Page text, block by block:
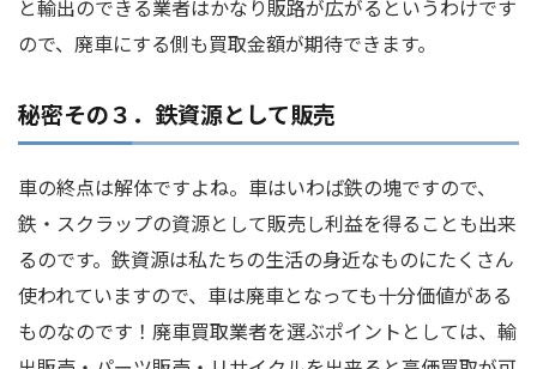
と輸出のできる業者はかなり販路が広がるというわけです
ので、廃車にする側も買取金額が期待できます。
秘密その３．鉄資源として販売
車の終点は解体ですよね。車はいわば鉄の塊ですので、
鉄・スクラップの資源として販売し利益を得ることも出来
るのです。鉄資源は私たちの生活の身近なものにたくさん
使われていますので、車は廃車となっても十分価値がある
ものなのです！廃車買取業者を選ぶポイントとしては、輸